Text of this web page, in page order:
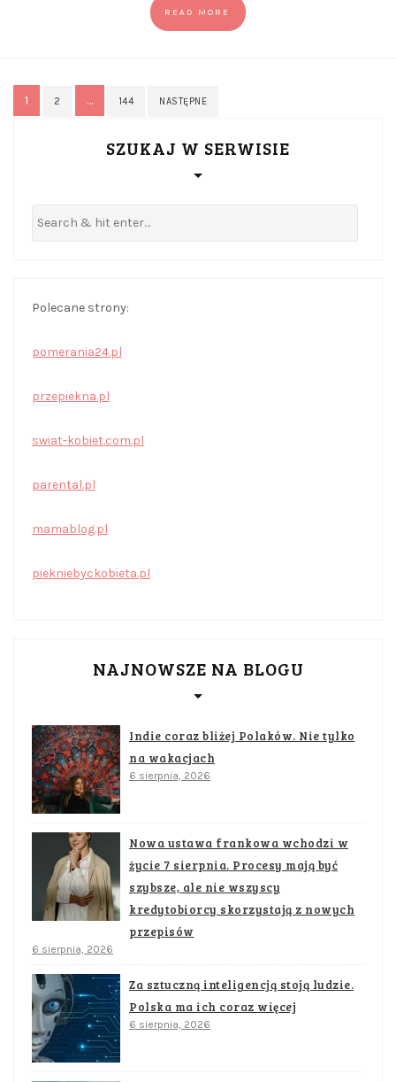
READ MORE
Stronicowanie
1 2 … 144 NASTĘPNE
SZUKAJ W SERWISIE
Polecane strony:
pomerania24.pl
przepiekna.pl
swiat-kobiet.com.pl
parental.pl
mamablog.pl
piekniebyckobieta.pl
NAJNOWSZE NA BLOGU
Indie coraz bliżej Polaków. Nie tylko
na wakacjach
6 sierpnia, 2026
Nowa ustawa frankowa wchodzi w
życie 7 sierpnia. Procesy mają być
szybsze, ale nie wszyscy
kredytobiorcy skorzystają z nowych
przepisów
6 sierpnia, 2026
Za sztuczną inteligencją stoją ludzie.
Polska ma ich coraz więcej
6 sierpnia, 2026